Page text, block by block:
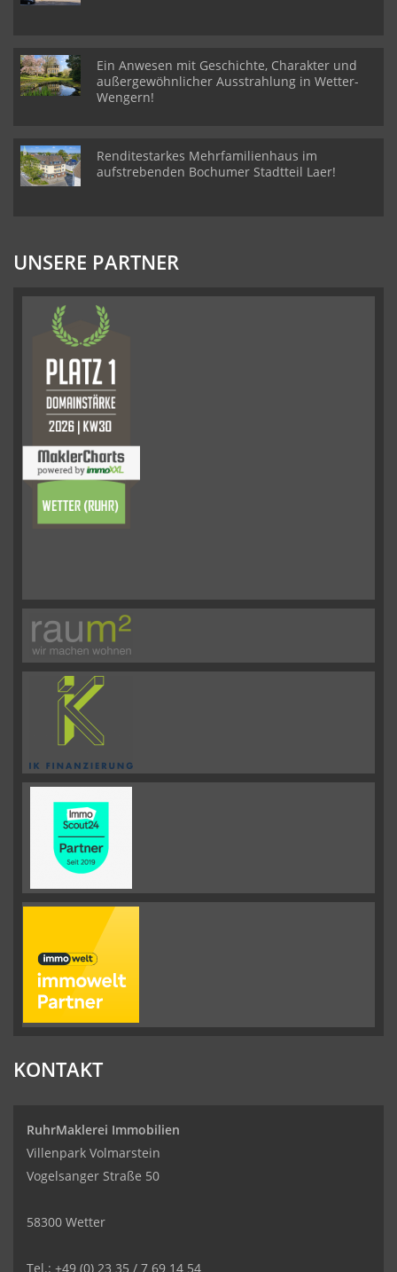
Ein Anwesen mit Geschichte, Charakter und
außergewöhnlicher Ausstrahlung in Wetter-
Wengern!
Renditestarkes Mehrfamilienhaus im
aufstrebenden Bochumer Stadtteil Laer!
UNSERE PARTNER
KONTAKT
RuhrMaklerei Immobilien
Villenpark Volmarstein
Vogelsanger Straße 50
58300 Wetter
Tel.: +49 (0) 23 35 / 7 69 14 54